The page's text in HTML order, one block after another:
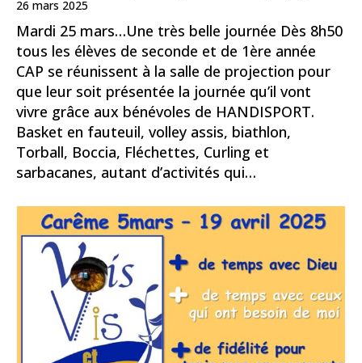
26 mars 2025
Mardi 25 mars…Une très belle journée Dès 8h50
tous les élèves de seconde et de 1ère année
CAP se réunissent à la salle de projection pour
que leur soit présentée la journée qu’il vont
vivre grâce aux bénévoles de HANDISPORT.
Basket en fauteuil, volley assis, biathlon,
Torball, Boccia, Fléchettes, Curling et
sarbacanes, autant d’activités qui…